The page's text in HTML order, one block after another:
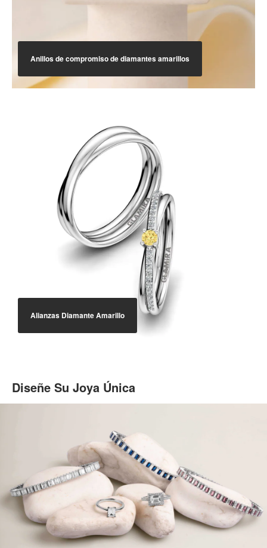
Anillos de compromiso de diamantes amarillos
Alianzas Diamante Amarillo
Diseñe Su Joya Única